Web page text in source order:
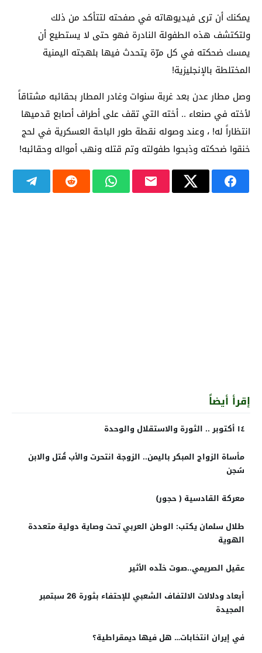
يمكنك أن ترى فيديوهاته في صفحته لتتأكد من ذلك
ولتكتشف هذه الطفولة النادرة فهو حتى لا يستطيع أن
يمسك ضحكته في كل مرّة يتحدث فيها بلهجته اليمنية
المختلطة بالإنجليزية!
وصل مطار عدن بعد غربة سنوات وغادر المطار بحقائبه مشتاقاً
لأخته في صنعاء .. أخته التي تقف على أطراف أصابع قدميها
انتظاراً له! ، وعند وصوله نقطة طور الباحة العسكرية في لحج
خنقوا ضحكته وذبحوا طفولته وتم قتله ونهب أمواله وحقائبه!
إقرأ أيضاً
١٤ أكتوبر .. الثورة والاستقلال والوحدة
مأساة الزواج المبكر باليمن.. الزوجة انتحرت والأب قُتل والابن
سُجن
معركة القادسية ( حجور)
طلال سلمان يكتب: الوطن العربي تحت وصاية دولية متعددة
الهوية
عقيل الصريمي..صوت خلّده الأثير
أبعاد ودلالات الالتفاف الشعبي للإحتفاء بثورة 26 سبتمبر
المجيدة
في إيران انتخابات… هل فيها ديمقراطية؟